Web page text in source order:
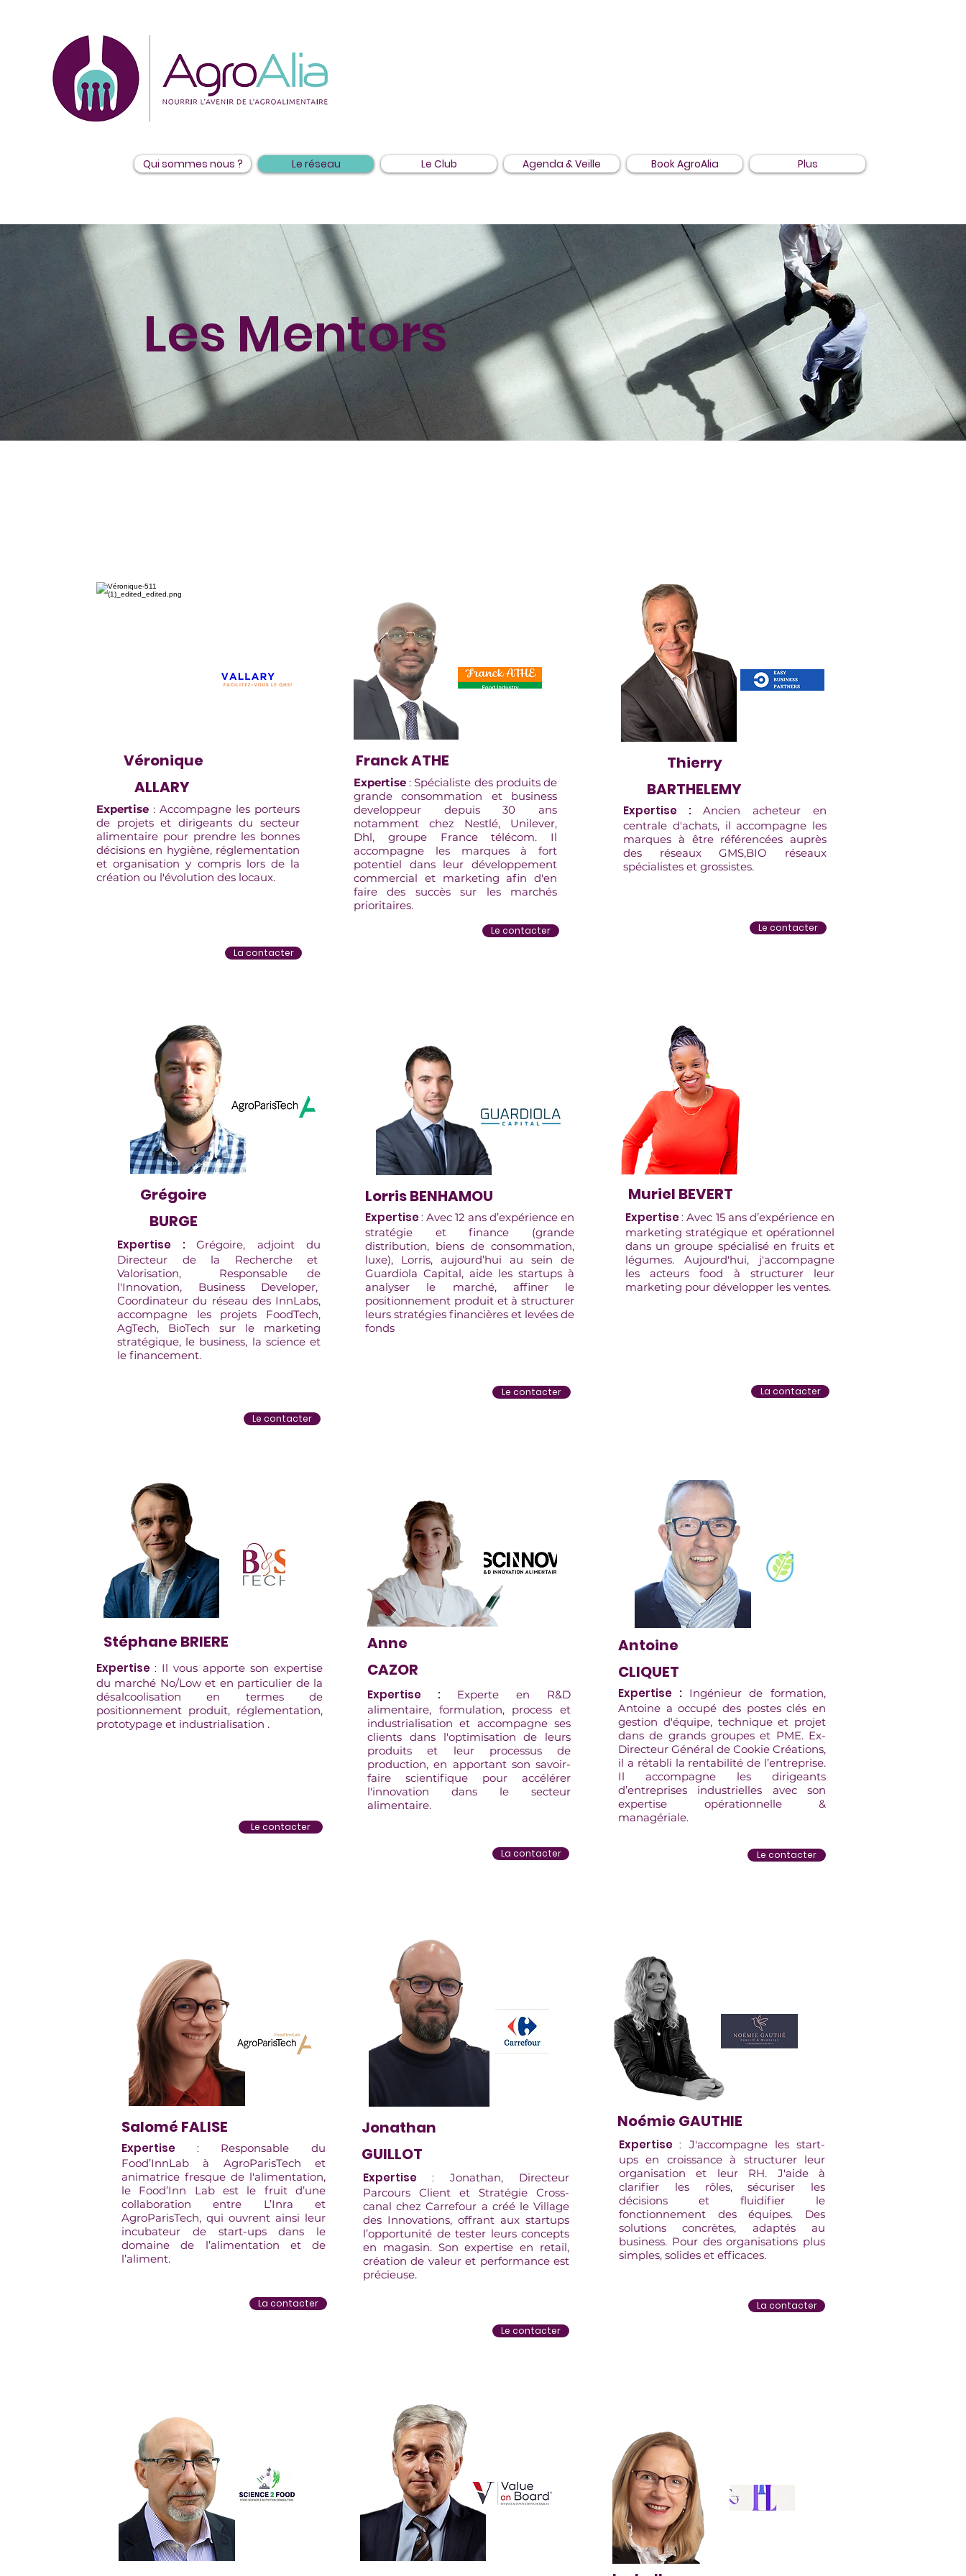
Qui sommes nous ? Le réseau Le Club Agenda & Veille Book AgroAlia Plus
Les Mentors
Véronique
ALLARY
Expertise : Accompagne les porteurs
de projets et dirigeants du secteur
alimentaire pour prendre les bonnes
décisions en hygiène, réglementation
et organisation y compris lors de la
création ou l'évolution des locaux.
La contacter
Franck ATHE
Expertise : Spécialiste des produits de
grande consommation et business
developpeur depuis 30 ans
notamment chez Nestlé, Unilever,
Dhl, groupe France télécom. Il
accompagne les marques à fort
potentiel dans leur développement
commercial et marketing afin d'en
faire des succès sur les marchés
prioritaires.
Le contacter
Thierry
BARTHELEMY
Expertise : Ancien acheteur en
centrale d'achats, il accompagne les
marques à être référencées auprès
des réseaux GMS,BIO réseaux
spécialistes et grossistes.
Le contacter
Grégoire
BURGE
Expertise : Grégoire, adjoint du
Directeur de la Recherche et
Valorisation, Responsable de
l'Innovation, Business Developer,
Coordinateur du réseau des InnLabs,
accompagne les projets FoodTech,
AgTech, BioTech sur le marketing
stratégique, le business, la science et
le financement.
Le contacter
Lorris BENHAMOU
Expertise: Avec 12 ans d’expérience en
stratégie et finance (grande
distribution, biens de consommation,
luxe), Lorris, aujourd’hui au sein de
Guardiola Capital, aide les startups à
analyser le marché, affiner le
positionnement produit et à structurer
leurs stratégies financières et levées de
fonds
Le contacter
Muriel BEVERT
Expertise: Avec 15 ans d’expérience en
marketing stratégique et opérationnel
dans un groupe spécialisé en fruits et
légumes. Aujourd'hui, j'accompagne
les acteurs food à structurer leur
marketing pour développer les ventes.
La contacter
Stéphane BRIERE
Expertise : Il vous apporte son expertise
du marché No/Low et en particulier de la
désalcoolisation en termes de
positionnement produit, réglementation,
prototypage et industrialisation .
Le contacter
Anne
CAZOR
Expertise :
Experte en R&D
alimentaire, formulation, process et
industrialisation et accompagne ses
clients dans l'optimisation de leurs
produits et leur processus de
production, en apportant son savoir-
faire scientifique pour accélérer
l'innovation dans le secteur
alimentaire.
La contacter
Antoine
CLIQUET
Expertise : Ingénieur de formation,
Antoine a occupé des postes clés en
gestion d'équipe, technique et projet
dans de grands groupes et PME. Ex-
Directeur Général de Cookie Créations,
il a rétabli la rentabilité de l’entreprise.
Il accompagne les dirigeants
d’entreprises industrielles avec son
expertise opérationnelle &
managériale.
Le contacter
Salomé FALISE
Expertise : Responsable du
Food’InnLab à AgroParisTech et
animatrice fresque de l'alimentation,
le Food’Inn Lab est le fruit d’une
collaboration entre L’Inra et
AgroParisTech, qui ouvrent ainsi leur
incubateur de start-ups dans le
domaine de l’alimentation et de
l’aliment.
La contacter
Jonathan
GUILLOT
Expertise : Jonathan, Directeur
Parcours Client et Stratégie Cross-
canal chez Carrefour a créé le Village
des Innovations, offrant aux startups
l’opportunité de tester leurs concepts
en magasin. Son expertise en retail,
création de valeur et performance est
précieuse.
Le contacter
Noémie GAUTHIE
Expertise : J'accompagne les start-
ups en croissance à structurer leur
organisation et leur RH. J'aide à
clarifier les rôles, sécuriser les
décisions et fluidifier le
fonctionnement des équipes. Des
solutions concrètes, adaptés au
business. Pour des organisations plus
simples, solides et efficaces.
La contacter